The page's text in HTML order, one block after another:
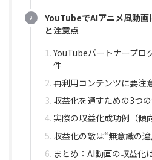
YouTubeでAIアニメ風動画
と注意点
YouTubeパートナープロ
件
再利用コンテンツに要注
収益化を通すための3つ
実際の収益化成功例（傾向
収益化の敵は“無意識の
まとめ：AI動画の収益化